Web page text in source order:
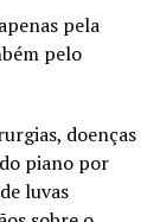
pela
pelo
doenças
piano por
luvas